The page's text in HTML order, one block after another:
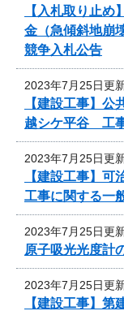
【入札取り止
金（急傾斜地崩
競争入札公告
2023年7月25日更
【建設工事】
越シケ平谷 工
2023年7月25日更
【建設工事】可
工事に関する一
2023年7月25日更
原子吸光光度計
2023年7月25日更
【建設工事】